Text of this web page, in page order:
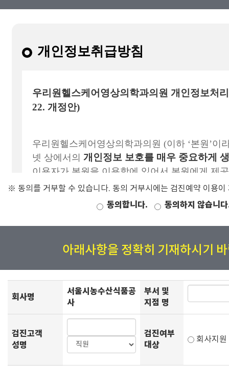
※ 동의를 거부할 수 있습니다. 동의 거부시에는 검진예약 이용이
동의합니다. 동의하지 않습니
아래사항을 정확히 기재하시기
회사명
서울시농수산식품공
사
부서 및
지점 명
검진고객
성명
검진여부
대상
회사지